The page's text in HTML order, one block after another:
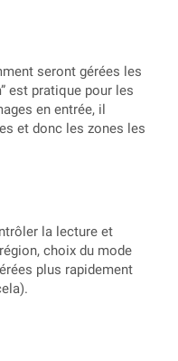
seront gérées les
est pratique pour les
en entrée, il
et donc les zones les
la lecture et
choix du mode
plus rapidement